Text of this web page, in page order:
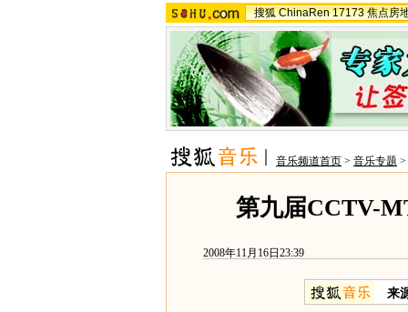
搜狐 ChinaRen 17173 焦点房
音乐频道首页 > 音乐专题 >
第九届CCTV-
2008年11月16日23:39
来